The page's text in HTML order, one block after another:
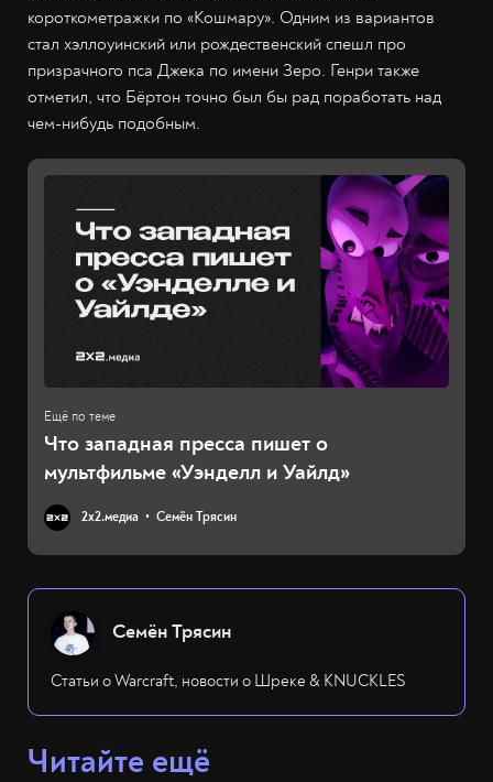
короткометражки по «Кошмару». Одним из вариантов
стал хэллоуинский или рождественский спешл про
призрачного пса Джека по имени Зеро. Генри также
отметил, что Бёртон точно был бы рад поработать над
чем-нибудь подобным.
Что западная пресса пишет о
мультфильме «Уэнделл и Уайлд»
2х2.медиа Семён Трясин
Семён Трясин
Статьи о Warcraft, новости о Шреке & KNUCKLES
Читайте ещё